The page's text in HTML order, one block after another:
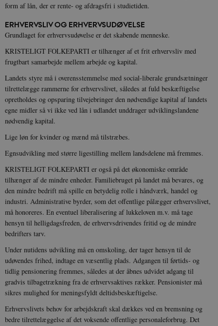
form af lån, der er rente- og afdragsfri i studietiden.
ERHVERVSLIV OG ERHVERVSUDØVELSE
Grundlaget for erhvervsudøvelse er det skabende menneske.
KRISTELIGT FOLKEPARTI er tilhænger af et frit erhvervsliv med
frugtbart samarbejde mellem arbejde og kapital.
Landets styre må i overensstemmelse med social-liberale grundsætninger
tilrettelægge rammerne for erhvervslivet, således at fuld beskæftigelse
opretholdes og opsparing tilvejebringer den nødvendige kapital af landets
egne midler så vi ikke ved lån i udlandet unddrager udviklingslandene
nødvendig kapital.
Lige løn for kvinder og mænd må tilstræbes.
Egnsudvikling med større ligestilling mellem landsdelene må fremmes.
KRISTELIGT FOLKEPARTI er også på det økonomiske område
tilhænger af de mindre enheder. Familiebruget på landet må bevares, og
den mindre bedrift må spille en betydelig rolle i håndværk, handel og
industri. Administrative byrder, som det offentlige pålægger erhvervslivet,
må honoreres. En eventuel liberalisering af lukkeloven m.v. må tage
hensyn til helligdagsfreden, de erhvervsdrivendes fritid og de mindre
bedrifters tarv.
Under nutidens udvikling må en omskoling, der tager hensyn til de
udøvendes frihed, indtage en væsentlig plads. Adgangen til førtids- og
tidlig pensionering fremmes, således at der åbnes udvidet adgang til
gradvis tilbagetrækning fra de erhvervsaktives rækker. Pensionister må
sikres mulighed for meningsfyldt deltidsbeskæftigelse.
Erhvervslivets behov for arbejdskraft skal dækkes ved en bremsning og
bedre tilrettelæggelse af det voksende offentlige personaleforbrug. Det